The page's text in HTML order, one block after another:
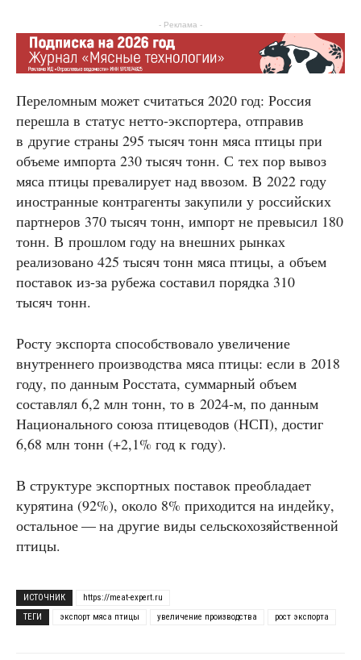
- Реклама -
Переломным может считаться 2020 год: Россия
перешла в статус нетто-экспортера, отправив
в другие страны 295 тысяч тонн мяса птицы при
объеме импорта 230 тысяч тонн. С тех пор вывоз
мяса птицы превалирует над ввозом. В 2022 году
иностранные контрагенты закупили у российских
партнеров 370 тысяч тонн, импорт не превысил 180
тонн. В прошлом году на внешних рынках
реализовано 425 тысяч тонн мяса птицы, а объем
поставок из-за рубежа составил порядка 310
тысяч тонн.
Росту экспорта способствовало увеличение
внутреннего производства мяса птицы: если в 2018
году, по данным Росстата, суммарный объем
составлял 6,2 млн тонн, то в 2024‑м, по данным
Национального союза птицеводов (НСП), достиг
6,68 млн тонн (+2,1% год к году).
В структуре экспортных поставок преобладает
курятина (92%), около 8% приходится на индейку,
остальное — на другие виды сельскохозяйственной
птицы.
ИСТОЧНИК
https://meat-expert.ru
ТЕГИ
экспорт мяса птицы увеличение производства рост экспорта